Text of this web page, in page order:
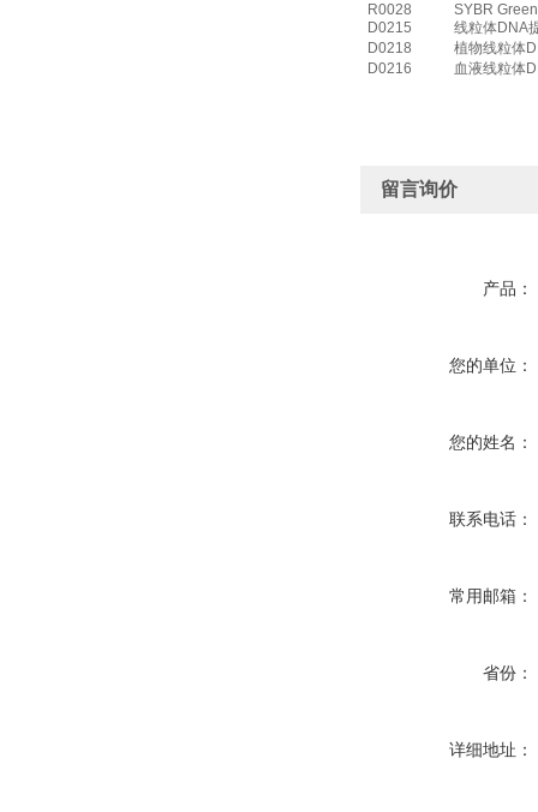
R0028
SYBR
D0215
线粒体DNA
D0218
植物线粒体
D0216
血液线粒体
留言询价
产品：
您的单位：
您的姓名：
联系电话：
常用邮箱：
省份：
详细地址：